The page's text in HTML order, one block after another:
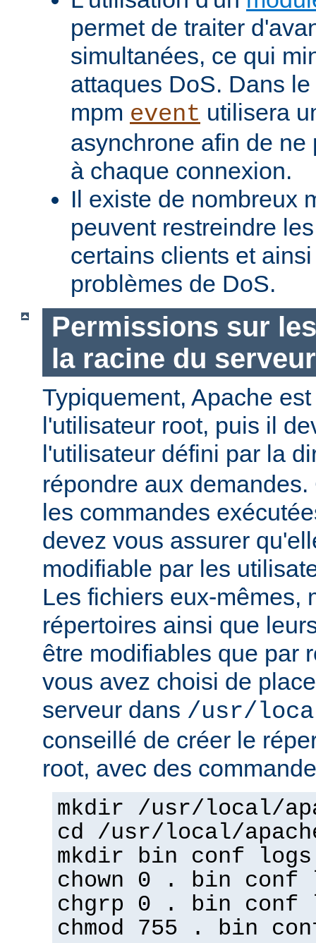
permet de traiter
simultanées, ce qui
attaques DoS. Dans
mpm event utilisera
asynchrone afin de
à chaque connexion.
Il existe de nombreux
peuvent restreindre
certains clients et
problèmes de DoS.
Permissions sur
la racine du serveur
Typiquement, Apache
l'utilisateur root, puis il
l'utilisateur défini par la
répondre aux
les commandes
devez vous assurer
modifiable par les
Les fichiers eux-mêmes,
répertoires ainsi que
être modifiables que par
vous avez choisi de
serveur dans /usr/
conseillé de créer le
root, avec des
mkdir /usr/local/
cd /usr/local/
mkdir bin conf logs
chown 0 . bin conf
chgrp 0 . bin conf
chmod 755 . bin